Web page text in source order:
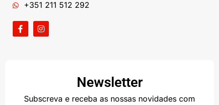
+351 211 512 292
Newsletter
Subscreva e receba as nossas novidades com